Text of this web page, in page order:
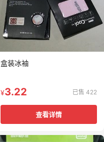
盒装冰袖
¥3.22 已售 422
查看详情